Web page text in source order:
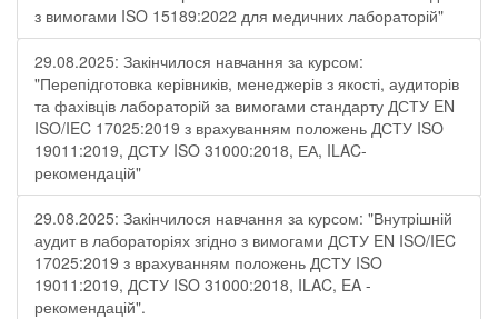
з вимогами ISO 15189:2022 для медичних лабораторій"
29.08.2025: Закінчилося навчання за курсом:
"Перепідготовка керівників, менеджерів з якості, аудиторів
та фахівців лабораторій за вимогами стандарту ДСТУ EN
ISO/IEC 17025:2019 з врахуванням положень ДСТУ ISO
19011:2019, ДСТУ ISO 31000:2018, ЕА, ILAC-
рекомендацій"
29.08.2025: Закінчилося навчання за курсом: "Внутрішній
аудит в лабораторіях згідно з вимогами ДСТУ EN ISO/IEC
17025:2019 з врахуванням положень ДСТУ ISO
19011:2019, ДСТУ ISO 31000:2018, ILAC, EA -
рекомендацій".